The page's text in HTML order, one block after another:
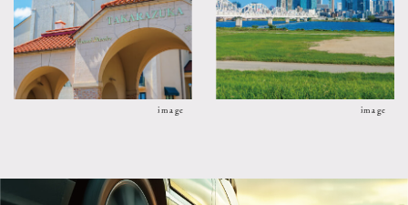
image image